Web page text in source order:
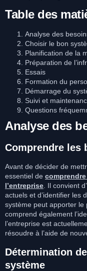
Table des
Analyse des
Choisir le bon
Planification de la
Préparation de
Essais
Formation du
Démarrage du
Suivi et
Questions
Analyse des
Comprendre les
Avant de décider de
essentiel de
l’entreprise. Il convient
actuels et d’identifier les
système peut apporter le
comprend également
l’entreprise est
résoudre à l’aide de
Détermination
système